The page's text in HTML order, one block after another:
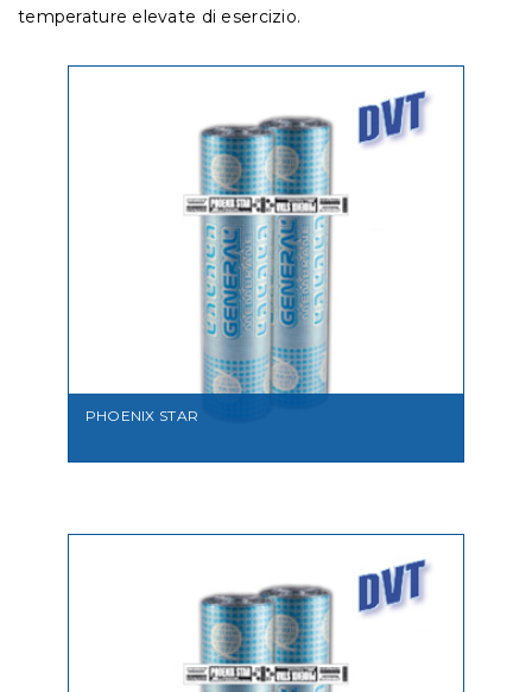
temperature elevate di esercizio.
PHOENIX STAR